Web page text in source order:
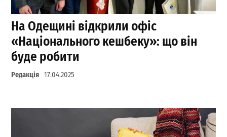
На Одещині відкрили офіс
«Національного кешбеку»: що він
буде робити
Редакція 17.04.2025